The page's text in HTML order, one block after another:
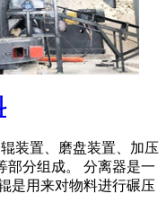
装置、磨盘装置、加压
部分组成。 分离器是一
是用来对物料进行碾压